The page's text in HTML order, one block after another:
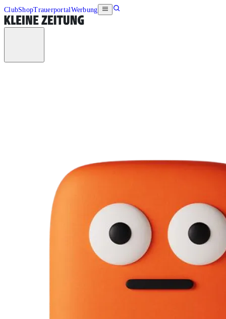
ClubShopTrauerportalWerbung